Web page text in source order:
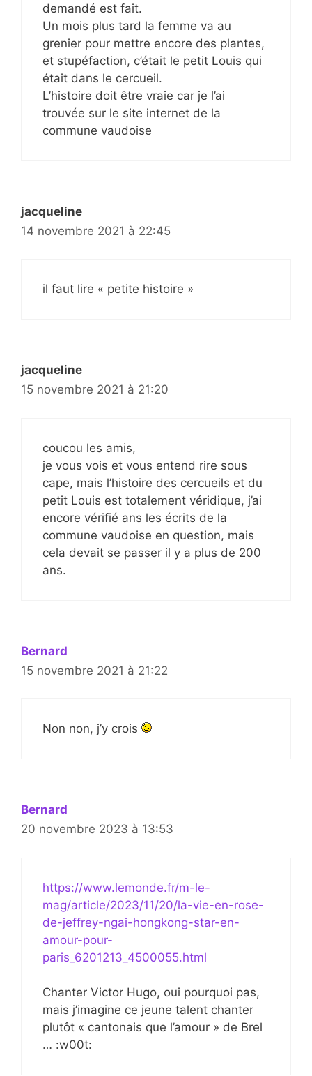
demandé est fait.
Un mois plus tard la femme va au
grenier pour mettre encore des plantes,
et stupéfaction, c’était le petit Louis qui
était dans le cercueil.
L’histoire doit être vraie car je l’ai
trouvée sur le site internet de la
commune vaudoise
jacqueline
14 novembre 2021 à 22:45
il faut lire « petite histoire »
jacqueline
15 novembre 2021 à 21:20
coucou les amis,
je vous vois et vous entend rire sous
cape, mais l’histoire des cercueils et du
petit Louis est totalement véridique, j’ai
encore vérifié ans les écrits de la
commune vaudoise en question, mais
cela devait se passer il y a plus de 200
ans.
Bernard
15 novembre 2021 à 21:22
Non non, j’y crois
Bernard
20 novembre 2023 à 13:53
https://www.lemonde.fr/m-le-
mag/article/2023/11/20/la-vie-en-rose-
de-jeffrey-ngai-hongkong-star-en-
amour-pour-
paris_6201213_4500055.html
Chanter Victor Hugo, oui pourquoi pas,
mais j’imagine ce jeune talent chanter
plutôt « cantonais que l’amour » de Brel
… :w00t: